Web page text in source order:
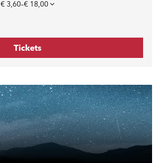
€ 3,60–€ 18,00
Tickets